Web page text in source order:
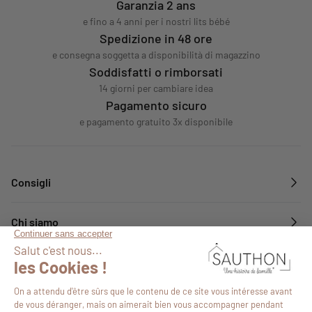
Garanzia 2 ans
e fino a 4 anni per i nostri lits bébé
Spedizione in 48 ore
e consegna soggetta a disponibilità di magazzino
Soddisfatti o rimborsati
14 giorni per cambiare idea
Pagamento sicuro
e pagamento gratuito 3x disponibile
Consigli
Chi siamo
Servizi
Seguiteci